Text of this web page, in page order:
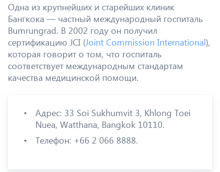
Одна из крупнейших и старейших клиник
Бангкока — частный международный госпиталь
Bumrungrad. В 2002 году он получил
сертификацию JCI (Joint Commission International),
которая говорит о том, что госпиталь
соответствует международным стандартам
качества медицинской помощи.
Адрес: 33 Soi Sukhumvit 3, Khlong Toei
Nuea, Watthana, Bangkok 10110.
Телефон: +66 2 066 8888.